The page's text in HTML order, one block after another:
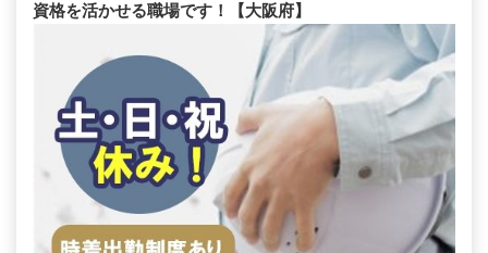
資格を活かせる職場です！【大阪府】